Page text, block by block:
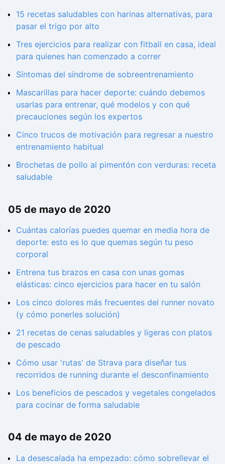
15 recetas saludables con harinas alternativas, para
pasar el trigo por alto
Tres ejercicios para realizar con fitball en casa, ideal
para quienes han comenzado a correr
Síntomas del síndrome de sobreentrenamiento
Mascarillas para hacer deporte: cuándo debemos
usarlas para entrenar, qué modelos y con qué
precauciones según los expertos
Cinco trucos de motivación para regresar a nuestro
entrenamiento habitual
Brochetas de pollo al pimentón con verduras: receta
saludable
05 de mayo de 2020
Cuántas calorías puedes quemar en media hora de
deporte: esto es lo que quemas según tu peso
corporal
Entrena tus brazos en casa con unas gomas
elásticas: cinco ejercicios para hacer en tu salón
Los cinco dolores más frecuentes del runner novato
(y cómo ponerles solución)
21 recetas de cenas saludables y ligeras con platos
de pescado
Cómo usar 'rutas' de Strava para diseñar tus
recorridos de running durante el desconfinamiento
Los beneficios de pescados y vegetales congelados
para cocinar de forma saludable
04 de mayo de 2020
La desescalada ha empezado: cómo sobrellevar el